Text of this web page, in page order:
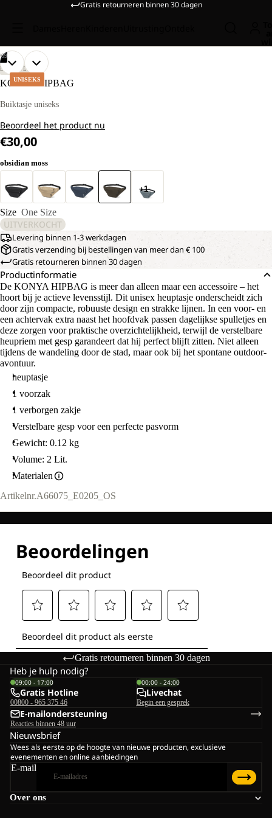
Gratis retourneren binnen 30 dagen
UNISEKS
09
AFBEELDING
OPENEN
VOLLEDIG
AFBEELDING
OPENEN
VOLLEDIG
AFBEELDING
OPENEN
VOLLEDIG
AFBEELDING
OPENEN
VOLLEDIG
AFBEELDING
OPENEN
VOLLEDIG
AFBEELDING
OPENEN
VOLLEDIG
AFBEELDING
OPENEN
VOLLEDIG
AFBEELDING
OPENEN
VOLLEDIG
AFBEELDING
OPENEN
VOLLEDIG
LIFESTYLE
KONYA HIPBAG
Buiktasje uniseks
Beoordeel het product nu
€30,00
obsidian moss
+1
Size One Size
UITVERKOCHT
Levering binnen 1-3 werkdagen
Gratis verzending bij bestellingen van meer dan € 100
Gratis retourneren binnen 30 dagen
Productinformatie
De KONYA HIPBAG is meer dan alleen maar een accessoire – het
hoort bij je actieve levensstijl. Dit unisex heuptasje onderscheidt zich
door zijn compacte, robuuste design en strakke lijnen. In een voor- en
een achtervak extra naast het hoofdvak passen dagelijkse spulletjes en
deze zorgen voor praktische overzichtelijkheid, terwijl de verstelbare
heupriem met gesp garandeert dat hij perfect blijft zitten. Niet alleen
tijdens de wandeling door de stad, maar ook bij het spontane outdoor-
avontuur.
heuptasje
1 voorzak
1 verborgen zakje
Verstelbare gesp voor een perfecte pasvorm
Gewicht: 0.12 kg
Volume: 2 Lit.
Materialen
Artikelnr.A66075_E0205_OS
Gratis retourneren binnen 30 dagen
Over ons
Heb je hulp nodig?
09:00 - 17:00
Gratis Hotline
00800 - 965 375 46
00:00 - 24:00
Livechat
Begin een gesprek
E-mailondersteuning
Reacties binnen 48 uur
Nieuwsbrief
Wees als eerste op de hoogte van nieuwe producten, exclusieve
evenementen en online aanbiedingen
E-mail